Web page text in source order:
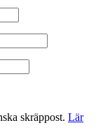
skräppost. Lär